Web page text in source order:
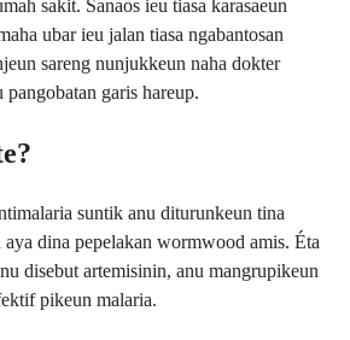
sakit. Sanaos ieu tiasa karasaeun
ubar ieu jalan tiasa ngabantosan
sareng nunjukkeun naha dokter
pangobatan garis hareup.
suntik anu diturunkeun tina
dina pepelakan wormwood amis. Éta
disebut artemisinin, anu mangrupikeun
pikeun malaria.